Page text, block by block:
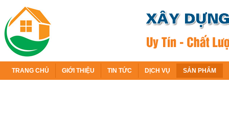
TRANG CHỦ GIỚI THIỆU TIN TỨC DỊCH VỤ SẢN PHẨM